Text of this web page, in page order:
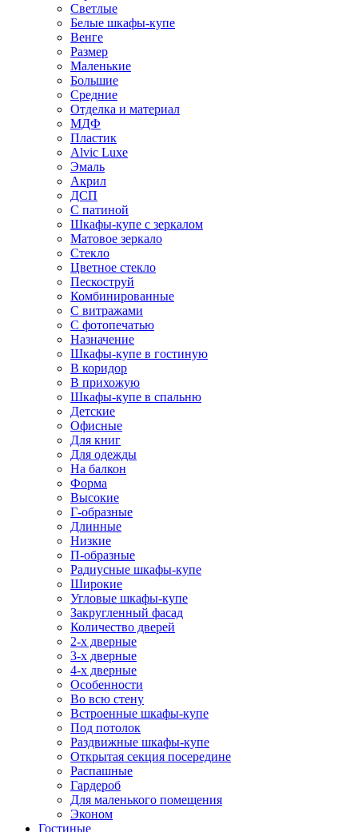
Светлые
Белые шкафы-купе
Венге
Размер
Маленькие
Большие
Средние
Отделка и материал
МДФ
Пластик
Alvic Luxe
Эмаль
Акрил
ДСП
С патиной
Шкафы-купе с зеркалом
Матовое зеркало
Стекло
Цветное стекло
Пескоструй
Комбинированные
С витражами
С фотопечатью
Назначение
Шкафы-купе в гостиную
В коридор
В прихожую
Шкафы-купе в спальню
Детские
Офисные
Для книг
Для одежды
На балкон
Форма
Высокие
Г-образные
Длинные
Низкие
П-образные
Радиусные шкафы-купе
Широкие
Угловые шкафы-купе
Закругленный фасад
Количество дверей
2-х дверные
3-х дверные
4-х дверные
Особенности
Во всю стену
Встроенные шкафы-купе
Под потолок
Раздвижные шкафы-купе
Открытая секция посередине
Распашные
Гардероб
Для маленького помещения
Эконом
Гостиные